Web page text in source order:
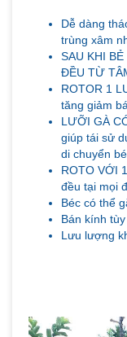
Dễ dàng
trùng xâm
SAU KHI
ĐỀU TỪ
ROTOR 1
tăng giảm
LƯỠI GÀ
giúp tái sử
di chuyển
ROTO VỚI
đều tại mọi
Béc có thể
Bán kính
Lưu lượng